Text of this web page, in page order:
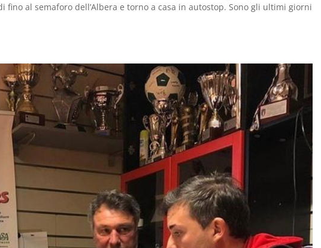
al semaforo dell’Albera e torno a casa in autostop. Sono gli ultimi giorni